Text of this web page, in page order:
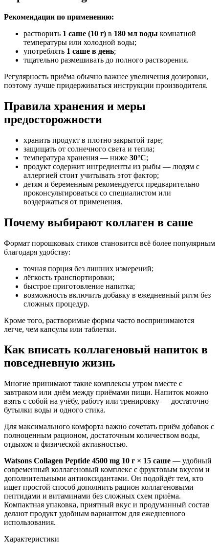
Рекомендации по применению:
растворить 1 саше (10 г) в 180 мл воды комнатной
температуры или холодной воды;
употреблять 1 саше в день;
тщательно размешивать до полного растворения.
Регулярность приёма обычно важнее увеличения дозировки,
поэтому лучше придерживаться инструкции производителя.
Правила хранения и меры
предосторожности
хранить продукт в плотно закрытой таре;
защищать от солнечного света и тепла;
температура хранения — ниже 30°C;
продукт содержит ингредиенты из рыбы — людям с
аллергией стоит учитывать этот фактор;
детям и беременным рекомендуется предварительно
проконсультироваться со специалистом или
воздержаться от применения.
Почему выбирают коллаген в саше
Формат порошковых стиков становится всё более популярным
благодаря удобству:
точная порция без лишних измерений;
лёгкость транспортировки;
быстрое приготовление напитка;
возможность включить добавку в ежедневный ритм без
сложных процедур.
Кроме того, растворимые формы часто воспринимаются
легче, чем капсулы или таблетки.
Как вписать коллагеновый напиток в
повседневную жизнь
Многие принимают такие комплексы утром вместе с
завтраком или днём между приёмами пищи. Напиток можно
взять с собой на учёбу, работу или тренировку — достаточно
бутылки воды и одного стика.
Для максимального комфорта важно сочетать приём добавок с
полноценным рационом, достаточным количеством воды,
отдыхом и физической активностью.
Watsons Collagen Peptide 4500 mg 10 г × 15 саше — удобный
современный коллагеновый комплекс с фруктовым вкусом и
дополнительными антиоксидантами. Он подойдёт тем, кто
ищет простой способ дополнить рацион коллагеновыми
пептидами и витаминами без сложных схем приёма.
Компактная упаковка, приятный вкус и продуманный состав
делают продукт удобным вариантом для ежедневного
использования.
Характеристики